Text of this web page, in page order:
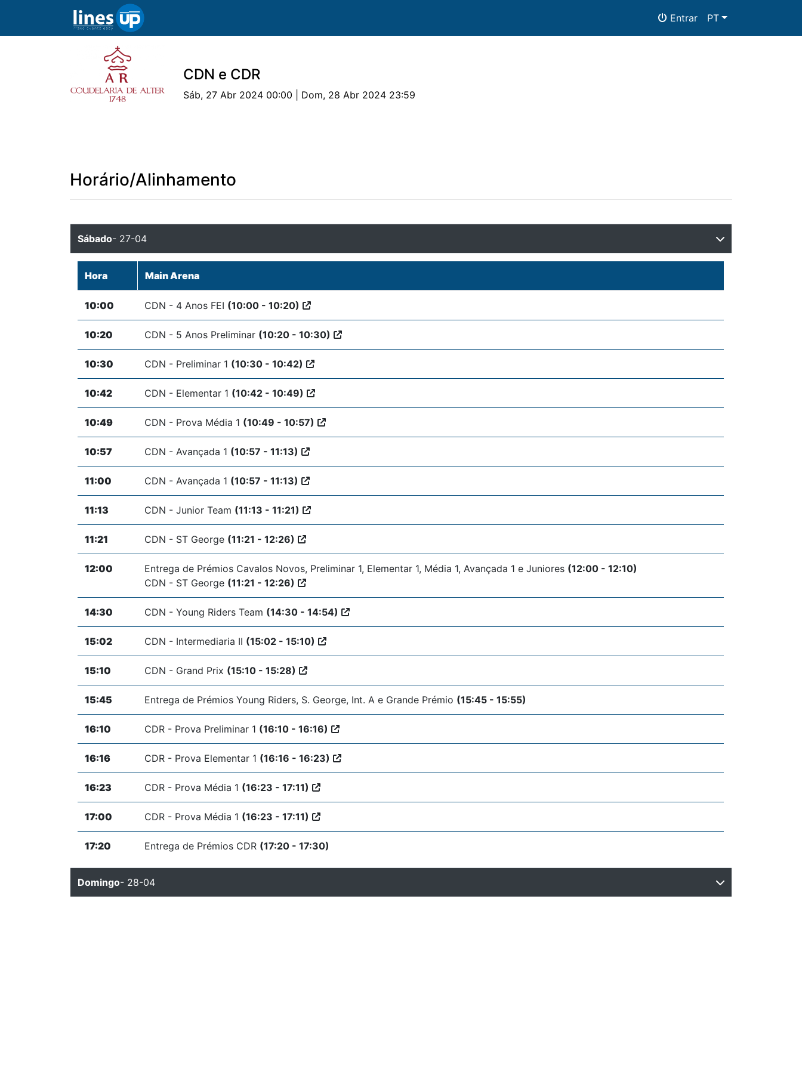
Entrar PT
CDN e CDR
Sáb, 27 Abr 2024 00:00 | Dom, 28 Abr 2024 23:59
Horário/Alinhamento
Sábado- 27-04
Hora Main Arena
10:00 CDN - 4 Anos FEI (10:00 - 10:20)
10:20 CDN - 5 Anos Preliminar (10:20 - 10:30)
10:30 CDN - Preliminar 1 (10:30 - 10:42)
10:42 CDN - Elementar 1 (10:42 - 10:49)
10:49 CDN - Prova Média 1 (10:49 - 10:57)
10:57 CDN - Avançada 1 (10:57 - 11:13)
11:00 CDN - Avançada 1 (10:57 - 11:13)
11:13 CDN - Junior Team (11:13 - 11:21)
11:21 CDN - ST George (11:21 - 12:26)
12:00 Entrega de Prémios Cavalos Novos, Preliminar 1, Elementar 1, Média 1, Avançada 1 e Juniores (12:00 - 12:10)
CDN - ST George (11:21 - 12:26)
14:30 CDN - Young Riders Team (14:30 - 14:54)
15:02 CDN - Intermediaria II (15:02 - 15:10)
15:10 CDN - Grand Prix (15:10 - 15:28)
15:45 Entrega de Prémios Young Riders, S. George, Int. A e Grande Prémio (15:45 - 15:55)
16:10 CDR - Prova Preliminar 1 (16:10 - 16:16)
16:16 CDR - Prova Elementar 1 (16:16 - 16:23)
16:23 CDR - Prova Média 1 (16:23 - 17:11)
17:00 CDR - Prova Média 1 (16:23 - 17:11)
17:20 Entrega de Prémios CDR (17:20 - 17:30)
Domingo- 28-04